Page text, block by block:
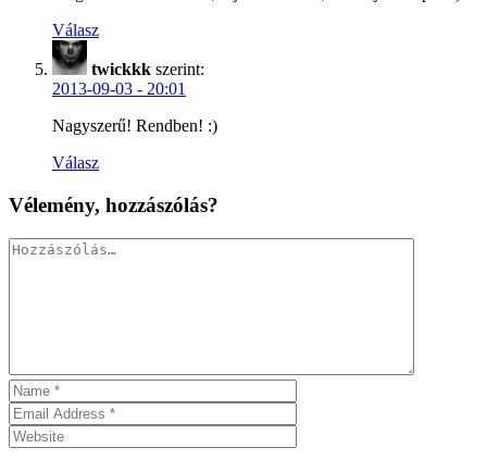
Válasz
twickkk szerint:
2013-09-03 - 20:01
Nagyszerű! Rendben! :)
Válasz
Vélemény, hozzászólás?